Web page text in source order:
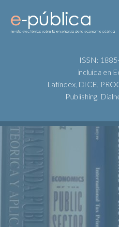
ISSN:
incluida en
Latindex, DICE,
Publishing,